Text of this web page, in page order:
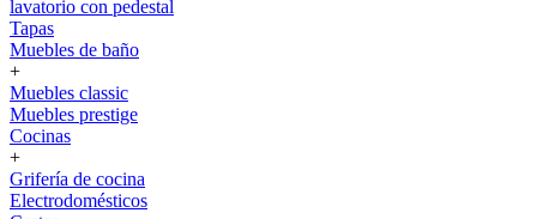
lavatorio con pedestal
Tapas
Muebles de baño
+
Muebles classic
Muebles prestige
Cocinas
+
Grifería de cocina
Electrodomésticos